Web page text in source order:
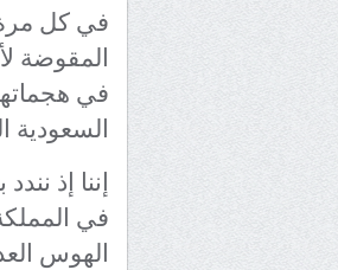
في كل مرة
المقوضة
في
السعودية
إننا إذ
في
الهوس